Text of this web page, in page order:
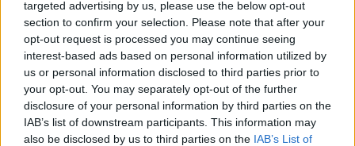
targeted advertising by us, please use the below opt-out
section to confirm your selection. Please note that after your
opt-out request is processed you may continue seeing
interest-based ads based on personal information utilized by
us or personal information disclosed to third parties prior to
your opt-out. You may separately opt-out of the further
disclosure of your personal information by third parties on the
IAB’s list of downstream participants. This information may
also be disclosed by us to third parties on the IAB’s List of